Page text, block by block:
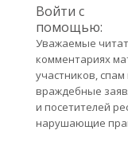
Войти с
помощью:
Уважаемые
комментариях
участников,
враждебные
и посетителей
нарушающие